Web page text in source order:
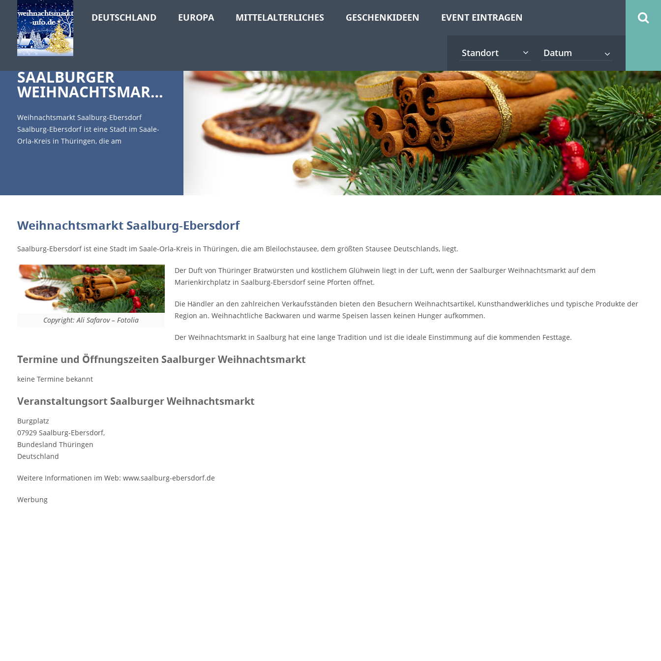
DEUTSCHLAND EUROPA MITTELALTERLICHES GESCHENKIDEEN EVENT EINTRAGEN
Standort
SAALBURGER
WEIHNACHTSMARKT
Weihnachtsmarkt Saalburg-Ebersdorf
Saalburg-Ebersdorf ist eine Stadt im Saale-
Orla-Kreis in Thüringen, die am
in der Luft, wenn der Saalburger
in Saalburg-Ebersdorf seine Pforten öffnet.
Verkaufsständen bieten den Besuchern
Weihnachtsartikel, Kunsthandwerkliches
und typische Produkte der Region an.
Weihnachtliche Backwaren und warme
Speisen lassen keinen Hunger aufkommen.
Einstimmung auf die kommenden Festtage.
Termine und Öffnungszeiten Saalburger
Weihnachtsmarkt keine Termine bekannt
Weihnachtsmarkt Burgplatz 07929 Saalburg-
Deutschland Weitere Informationen im Web:
www.saalburg-ebersdorf.de Werbung
Weihnachtsmarkt Saalburg-Ebersdorf
Saalburg-Ebersdorf ist eine Stadt im Saale-Orla-Kreis in Thüringen, die am Bleilochstausee, dem größten Stausee Deutschlands, liegt.
Copyright: Ali Safarov – Fotolia
Der Duft von Thüringer Bratwürsten und köstlichem Glühwein liegt in der Luft, wenn der Saalburger Weihnachtsmarkt auf dem
Marienkirchplatz in Saalburg-Ebersdorf seine Pforten öffnet.
Die Händler an den zahlreichen Verkaufsständen bieten den Besuchern Weihnachtsartikel, Kunsthandwerkliches und typische Produkte der
Region an. Weihnachtliche Backwaren und warme Speisen lassen keinen Hunger aufkommen.
Der Weihnachtsmarkt in Saalburg hat eine lange Tradition und ist die ideale Einstimmung auf die kommenden Festtage.
Termine und Öffnungszeiten Saalburger Weihnachtsmarkt
keine Termine bekannt
Veranstaltungsort Saalburger Weihnachtsmarkt
Burgplatz
07929 Saalburg-Ebersdorf,
Bundesland Thüringen
Deutschland
Weitere Informationen im Web: www.saalburg-ebersdorf.de
Werbung